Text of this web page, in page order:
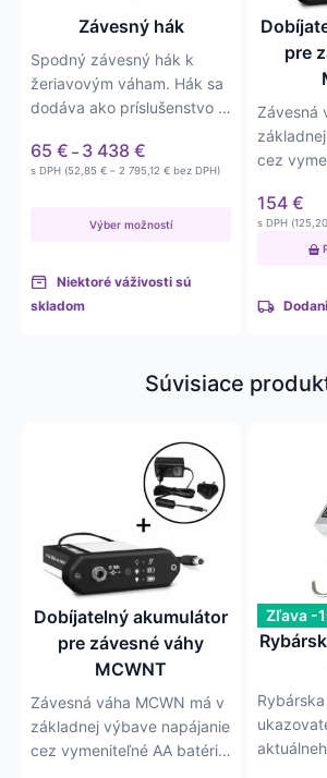
Závesný hák
Spodný závesný hák k
žeriavovým váham. Hák sa
dodáva ako príslušenstvo k
65 € – 3 438 €
range:
3 438 €
s DPH (52,85 € – 2 795,12 €Price
2 795,12 €
bez DPH)
Výber možností
môžete
na
stránke
produktu.
Niektoré váživosti sú
skladom
pre
Závesná
cez
154 €
s DPH (125,20
Súvisiace
Dobíjatelný akumulátor
pre závesné váhy
MCWNT
Závesná váha MCWN má v
základnej výbave napájanie
cez vymeniteľné AA batérie,
Zľava -